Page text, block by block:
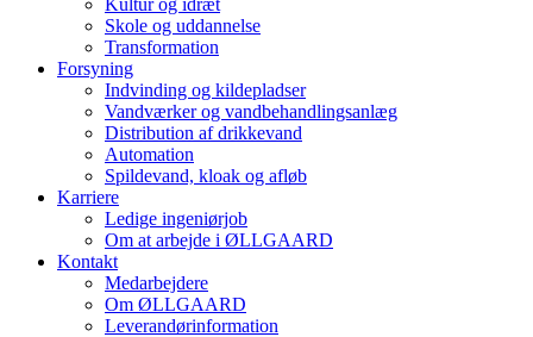
Skole og uddannelse
Transformation
Forsyning
Indvinding og kildepladser
Vandværker og vandbehandlingsanlæg
Distribution af drikkevand
Automation
Spildevand, kloak og afløb
Karriere
Ledige ingeniørjob
Om at arbejde i ØLLGAARD
Kontakt
Medarbejdere
Om ØLLGAARD
Leverandørinformation